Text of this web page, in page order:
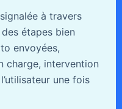
à travers
étapes bien
envoyées,
charge, intervention
une fois